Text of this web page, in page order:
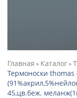
Главная » Каталог»
Термоноски thomas
45,цв.беж.